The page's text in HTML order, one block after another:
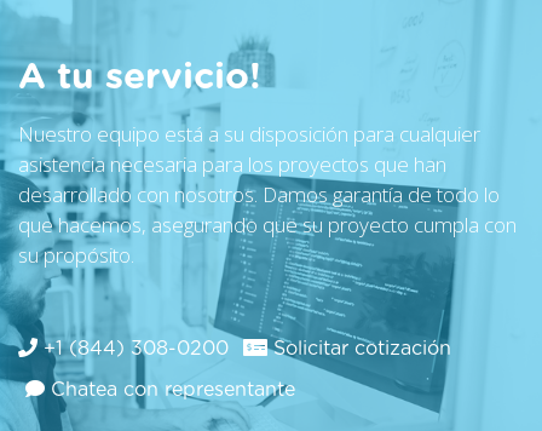
A tu servicio!
Nuestro equipo está a su disposición para cualquier
asistencia necesaria para los proyectos que han
desarrollado con nosotros. Damos garantía de todo lo
que hacemos, asegurando que su proyecto cumpla con
su propósito.
+1 (844) 308-0200 Solicitar cotización
Chatea con representante